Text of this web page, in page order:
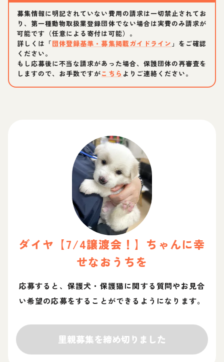
募集情報に明記されていない費用の請求は一切禁止されてお
り、第一種動物取扱業登録団体でない場合は実費のみ請求が
可能です（任意による寄付は可能）。
詳しくは「団体登録基準・募集掲載ガイドライン 」をご確認
ください。
もし応募後に不当な請求があった場合、保護団体の再審査を
しますので、お手数ですがこちら よりご連絡ください。
ダイヤ【7/4譲渡会！】 ちゃんに幸
せなおうちを
応募すると、保護犬・保護猫に関する質問やお見合
い希望の応募をすることができるようになります。
里親募集を締め切りました